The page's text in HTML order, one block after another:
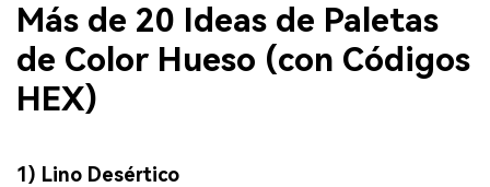
Más de 20 Ideas de Paletas
de Color Hueso (con Códigos
HEX)
1) Lino Desértico